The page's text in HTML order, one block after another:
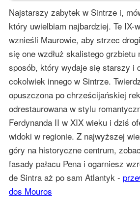
Najstarszy zabytek w Sintrze i,
który uwielbiam najbardziej. Te IX-
wznieśli Maurowie, aby strzec
się one wzdłuż skalistego grzbietu
sposób, który wydaje się starszy i
cokolwiek innego w Sintrze.
opuszczona po chrześcijańskiej
odrestaurowana w stylu
Ferdynanda II w XIX wieku i dziś
widoki w regionie. Z najwyższej
góry na historyczne centrum,
fasady pałacu Pena i ogarniesz
de Sintra aż po sam Atlantyk -
dos Mouros